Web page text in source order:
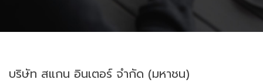
บริษัท สแกน อินเตอร์ จำกัด (มหาชน)